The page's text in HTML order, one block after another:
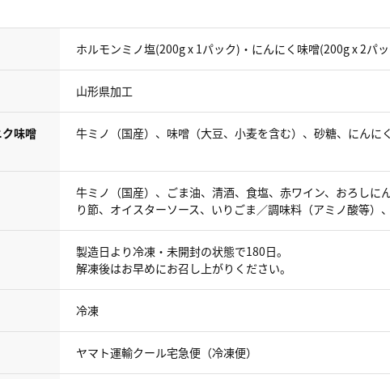
ホルモンミノ塩(200g x 1パック)・にんにく味噌(200g x 2パ
山形県加工
味噌 牛ミノ（国産）、味噌（大豆、小麦を含む）、砂糖、にんに
牛ミノ（国産）、ごま油、清酒、食塩、赤ワイン、おろしに
り節、オイスターソース、いりごま／調味料（アミノ酸等）
製造日より冷凍・未開封の状態で180日。
解凍後はお早めにお召し上がりください。
冷凍
ヤマト運輸クール宅急便（冷凍便）